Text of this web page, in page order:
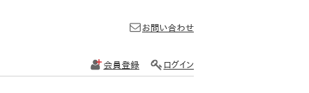
お問い合わせ
会員登録 ログイン